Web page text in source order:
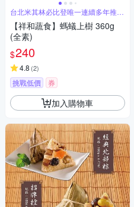
台北米其林必比登唯一連續多年推薦
蔬食餐廳
【祥和蔬食】螞蟻上樹 360g
(全素)
$240
4.8 (2)
挑戰低價 券
加入購物車